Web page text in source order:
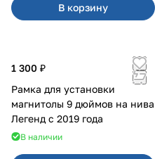
В корзину
1 300 ₽
Рамка для установки
магнитолы 9 дюймов на нива
Легенд с 2019 года
В наличии